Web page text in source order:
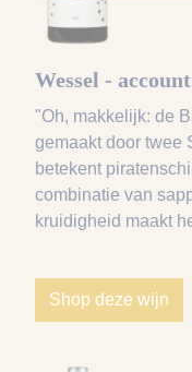
Wessel -
"Oh, makkelijk: de
gemaakt door twee
betekent
combinatie van
kruidigheid maakt
Shop deze wijn